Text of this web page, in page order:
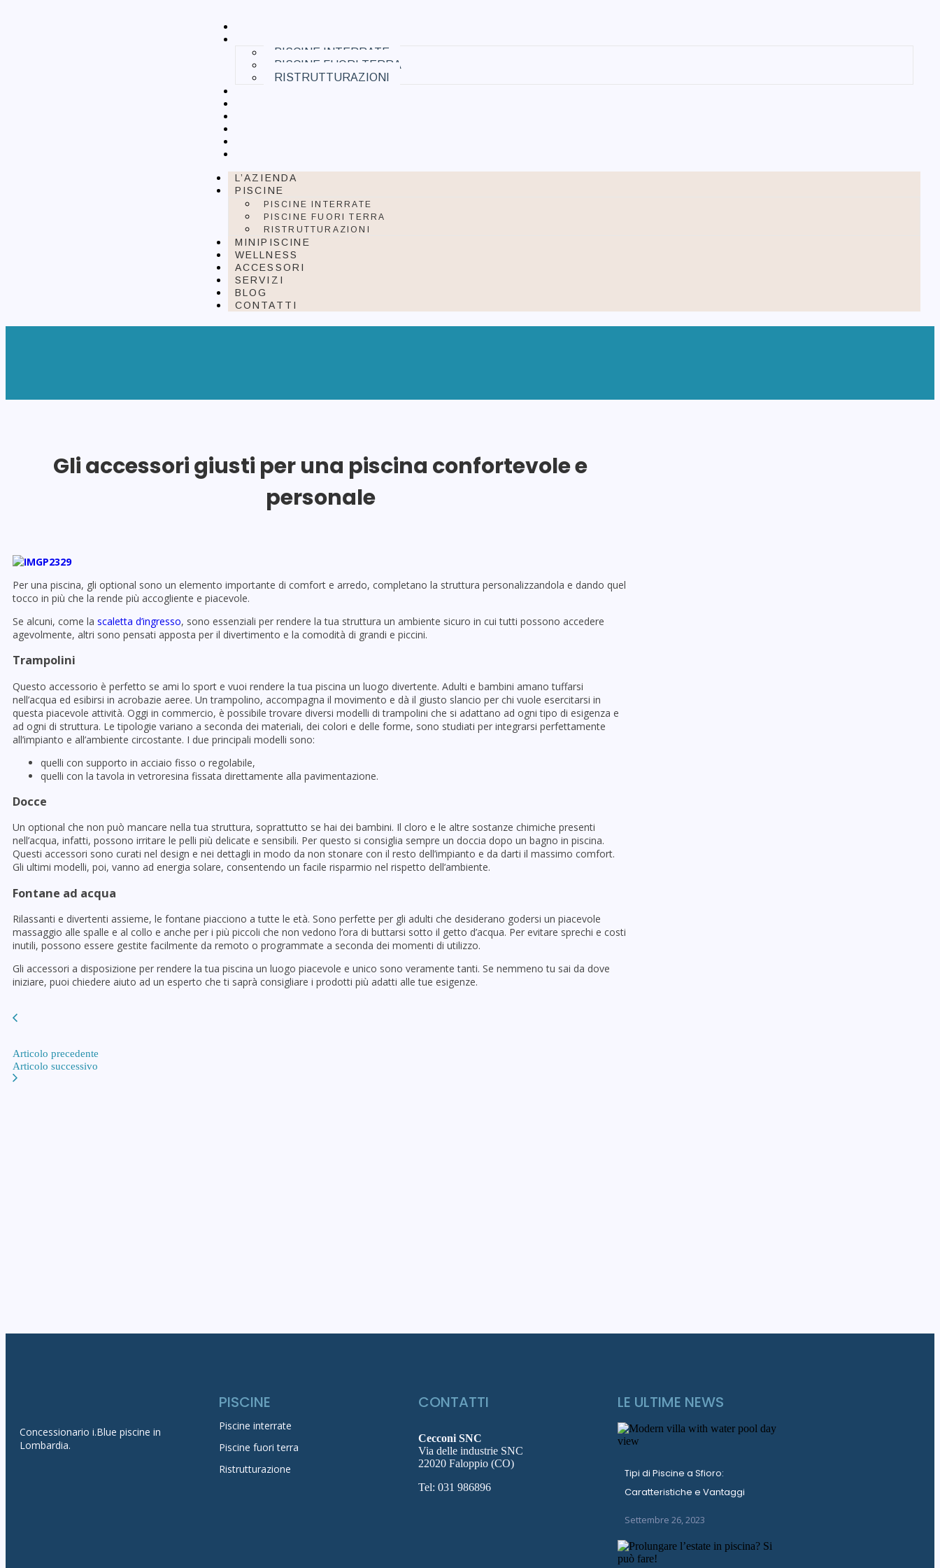
PISCINE INTERRATE
PISCINE FUORI TERRA
RISTRUTTURAZIONI
L’AZIENDA
PISCINE
PISCINE INTERRATE
PISCINE FUORI TERRA
RISTRUTTURAZIONI
MINIPISCINE
WELLNESS
ACCESSORI
SERVIZI
BLOG
CONTATTI
Gli accessori giusti per una piscina confortevole e
personale
Per una piscina, gli optional sono un elemento importante di comfort e arredo, completano la struttura personalizzandola e dando quel
tocco in più che la rende più accogliente e piacevole.
Se alcuni, come la scaletta d’ingresso, sono essenziali per rendere la tua struttura un ambiente sicuro in cui tutti possono accedere
agevolmente, altri sono pensati apposta per il divertimento e la comodità di grandi e piccini.
Trampolini
Questo accessorio è perfetto se ami lo sport e vuoi rendere la tua piscina un luogo divertente. Adulti e bambini amano tuffarsi
nell’acqua ed esibirsi in acrobazie aeree. Un trampolino, accompagna il movimento e dà il giusto slancio per chi vuole esercitarsi in
questa piacevole attività. Oggi in commercio, è possibile trovare diversi modelli di trampolini che si adattano ad ogni tipo di esigenza e
ad ogni di struttura. Le tipologie variano a seconda dei materiali, dei colori e delle forme, sono studiati per integrarsi perfettamente
all’impianto e all’ambiente circostante. I due principali modelli sono:
quelli con supporto in acciaio fisso o regolabile,
quelli con la tavola in vetroresina fissata direttamente alla pavimentazione.
Docce
Un optional che non può mancare nella tua struttura, soprattutto se hai dei bambini. Il cloro e le altre sostanze chimiche presenti
nell’acqua, infatti, possono irritare le pelli più delicate e sensibili. Per questo si consiglia sempre un doccia dopo un bagno in piscina.
Questi accessori sono curati nel design e nei dettagli in modo da non stonare con il resto dell’impianto e da darti il massimo comfort.
Gli ultimi modelli, poi, vanno ad energia solare, consentendo un facile risparmio nel rispetto dell’ambiente.
Fontane ad acqua
Rilassanti e divertenti assieme, le fontane piacciono a tutte le età. Sono perfette per gli adulti che desiderano godersi un piacevole
massaggio alle spalle e al collo e anche per i più piccoli che non vedono l’ora di buttarsi sotto il getto d’acqua. Per evitare sprechi e costi
inutili, possono essere gestite facilmente da remoto o programmate a seconda dei momenti di utilizzo.
Gli accessori a disposizione per rendere la tua piscina un luogo piacevole e unico sono veramente tanti. Se nemmeno tu sai da dove
iniziare, puoi chiedere aiuto ad un esperto che ti saprà consigliare i prodotti più adatti alle tue esigenze.
Articolo precedente
Articolo successivo
Concessionario i.Blue piscine in
Lombardia.
PISCINE
Piscine interrate
Piscine fuori terra
Ristrutturazione
CONTATTI
Cecconi SNC
Via delle industrie SNC
22020 Faloppio (CO)
Tel: 031 986896
LE ULTIME NEWS
Tipi di Piscine a Sfioro:
Caratteristiche e Vantaggi
Settembre 26, 2023